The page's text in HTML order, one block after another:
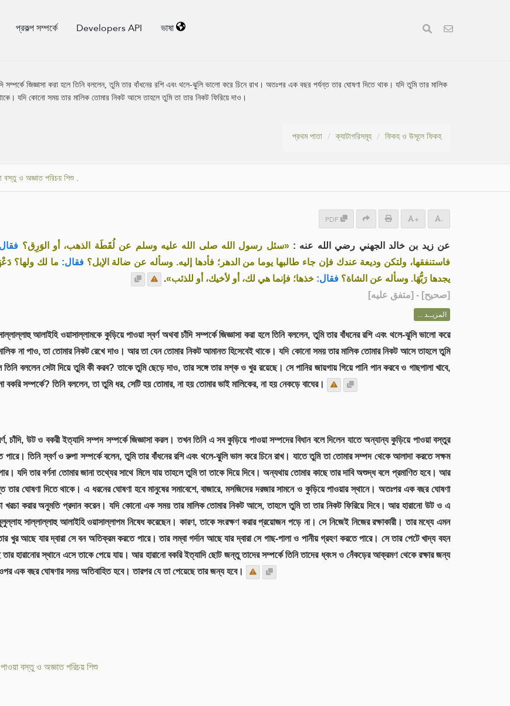
প্রকল্প সম্পর্কে Developers API ভাষা
সম্পর্কে জিজ্ঞাসা করা হলে তিনি বললেন, তুমি তার বাঁধনের রশি এবং থলে-ঝুলি ভালো করে চিনে রাখ। অতঃপর এক বছর পর্যন্ত তার ঘোষণা দিতে থাক। যদি তুমি তার মালিক
যদি কোনো সময় তার মালিক তোমার নিকট আসে তাহলে তুমি তা তার নিকট ফিরিয়ে দাও।
প্রথম পাতা ক্যাটাগরিসমূহ ফিকহ ও উসূলে ফিকহ
বস্তু ও অজ্ঞাত পরিচয় শিশু.
PDF + -
عن زيد بن خالد الجهني رضي الله عنه :«سئل رسول الله صلى الله عليه وسلم عن لُقَطَة الذهب، أو الوَرِق؟
فاستنفقها، ولتكن وديعة عندك فإن جاء طالبها يوما من الدهر؛ فأدها إليه. وسأله عن ضالة الإبل؟ فقال: ما لك ولها؟
يجدها رَبُّهَا. وسأله عن الشاة؟ فقال: خذها؛ فإنما هي لك، أو لأخيك، أو للذئب».
[صحيح] - [متفق عليه]
المزيــد ...
আলাইহি ওয়াসাল্লামকে কুড়িয়ে পাওয়া স্বর্ণ অথবা চাঁদি সম্পর্কে জিজ্ঞাসা করা হলে তিনি বললেন, তুমি তার বাঁধনের রশি এবং থলে-ঝুলি ভালো করে
না পাও, তা তোমার নিকট রেখে দাও। আর তা যেন তোমার নিকট আমানত হিসেবেই থাকে। যদি কোনো সময় তার মালিক তোমার নিকট আসে তাহলে তুমি
বললেন সেটা দিয়ে তুমি কী করব? তাকে তুমি ছেড়ে দাও, তার সঙ্গে তার মশ্ক ও খুর রয়েছে। সে পানির জায়গায় গিয়ে পানি পান করবে ও গাছপালা খাবে,
সম্পর্কে? তিনি বললেন, তা তুমি ধর, সেটি হয় তোমার, না হয় তোমার ভাই মালিকের, না হয় নেকড়ে বাঘের।
চাঁদি, উট ও বকরী ইত্যাদি সম্পদ সম্পর্কে জিজ্ঞাসা করল। তখন তিনি এ সব কুড়িয়ে পাওয়া সম্পদের বিধান বলে দিলেন যাতে অন্যান্য কুড়িয়ে পাওয়া বস্তুর
তিনি স্বর্ণ ও রুপা সম্পর্কে বলেন, তুমি তার বাঁধনের রশি এবং থলে-ঝুলি ভাল করে চিনে রাখ। যাতে তুমি তা তোমার সম্পদ থেকে আলাদা করতে সক্ষম
যদি তার বর্ণনা তোমার জানা তথ্যের সাথে মিলে যায় তাহলে তুমি তা তাকে দিয়ে দিবে। অন্যথায় তোমার কাছে তার দাবি অশুদ্ধ বলে প্রমাণিত হবে। আর
তার ঘোষণা দিতে থাকে। এ ধরনের ঘোষণা হবে মানুষের সমাবেশে, বাজারে, মসজিদের দরজার সামনে ও কুড়িয়ে পাওয়ার স্থানে। অতঃপর এক বছর ঘোষণা
করার অনুমতি প্রদান করেন। যদি কোনো এক সময় তার মালিক তোমার নিকট আসে, তাহলে তুমি তা তার নিকট ফিরিয়ে দিবে। আর হারানো উট ও এ
সাল্লাল্লাহু আলাইহি ওয়াসাল্লাপম নিষেধ করেছেন। কারণ, তাকে সংরক্ষণ করার প্রয়োজন পড়ে না। সে নিজেই নিজের রক্ষাকারী। তার মধ্যে এমন
খুর আছে যার দ্বারা সে বন অতিক্রম করতে পারে। তার লম্বা গর্দান আছে যার দ্বারা সে গাছ-পালা ও পানীয় গ্রহণ করতে পারে। সে তার পেটে খাদ্য বহন
হারানোর স্থানে এসে তাকে পেয়ে যায়। আর হারানো বকরি ইত্যাদি ছোট জন্তু তাদের সম্পর্কে তিনি তাদের ধ্বংস ও নেঁকড়ের আক্রমণ থেকে রক্ষার জন্য
এক বছর ঘোষণার সময় অতিবাহিত হবে। তারপর যে তা পেয়েছে তার জন্য হবে।
বস্তু ও অজ্ঞাত পরিচয় শিশু